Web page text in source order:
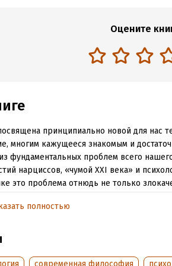
Оцените
принципиально новой для нас
многим кажущееся знакомым и
фундаментальных проблем всего
нарциссов, «чумой XXI века» и
это проблема отнюдь не только
целого. Нарциссизм
и в целом безобидную черту
развалом базовых систем
полностью
современная философия